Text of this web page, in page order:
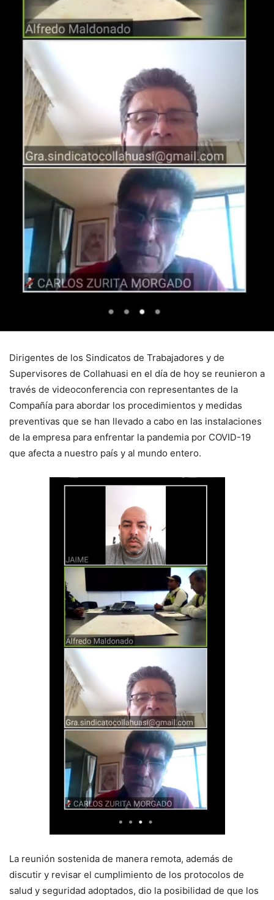
Dirigentes de los Sindicatos de Trabajadores y de
Supervisores de Collahuasi en el día de hoy se reunieron a
través de videoconferencia con representantes de la
Compañía para abordar los procedimientos y medidas
preventivas que se han llevado a cabo en las instalaciones
de la empresa para enfrentar la pandemia por COVID-19
que afecta a nuestro país y al mundo entero.
La reunión sostenida de manera remota, además de
discutir y revisar el cumplimiento de los protocolos de
salud y seguridad adoptados, dio la posibilidad de que los